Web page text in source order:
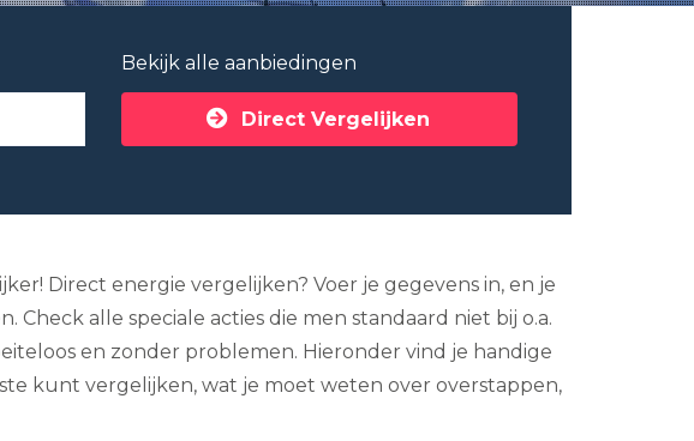
Bekijk alle aanbiedingen
Direct Vergelijken
Direct energie vergelijken? Voer je gegevens in, en je
alle speciale acties die men standaard niet bij o.a.
en zonder problemen. Hieronder vind je handige
kunt vergelijken, wat je moet weten over overstappen,